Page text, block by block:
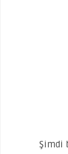
Şimdi